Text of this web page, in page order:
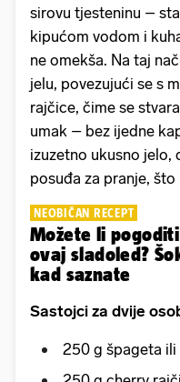
sirovu tjesteninu –
kipućom vodom i
ne omekša. Na taj
jelu, povezujući se s
rajčice, čime se
umak – bez ijedne
izuzetno ukusno jelo,
posuđa za pranje,
NEOBIČAN RECEPT
Možete li
ovaj sladoled?
kad saznate
Sastojci za dvije
250 g špageta